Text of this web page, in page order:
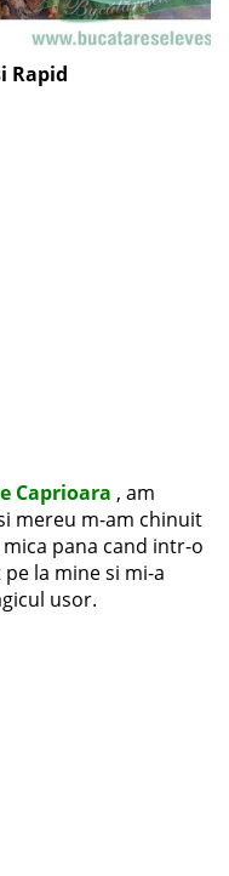
Rapid
Caprioara , am
mereu m-am chinuit
pana cand intr-o
la mine si mi-a
usor.